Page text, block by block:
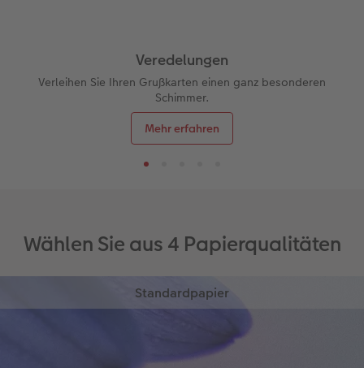
Veredelungen
Verleihen Sie Ihren Grußkarten einen ganz besonderen
Schimmer.
Mehr erfahren
Wählen Sie aus 4 Papierqualitäten